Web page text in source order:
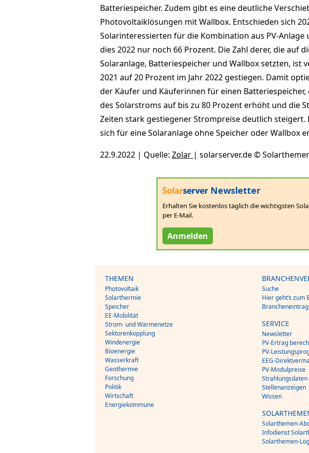
Batteriespeicher. Zudem gibt es eine deutliche
Photovoltaiklösungen mit Wallbox. Entschieden sich
Solarinteressierten für die Kombination aus PV-Anlage
dies 2022 nur noch 66 Prozent. Die Zahl derer, die auf
Solaranlage, Batteriespeicher und Wallbox setzten, ist
2021 auf 20 Prozent im Jahr 2022 gestiegen. Damit
der Käufer und Käuferinnen für einen
des Solarstroms auf bis zu 80 Prozent erhöht und die
Zeiten stark gestiegener Strompreise deutlich steigert.
sich für eine Solaranlage ohne Speicher oder Wallbox
22.9.2022 | Quelle: Zolar | solarserver.de ©
Newsletter
Erhalten Sie kostenlos täglich die wichtigsten
per E-Mail.
Anmelden
THEMEN
Photovoltaik
Solarthermie
Speicher
EE-Mobilität
Strom- und Wärmenetze
Sektorenkopplung
Windenergie
Bioenergie
Wasserkraft
Geothermie
Forschung
Politik
Wirtschaft
Energiekommune
Suche
Hier geht’s zum
SERVICE
Newsletter
PV-Ertrag
PV-
EEG-
PV-Modulpreise
Strahlungsdaten
Stellenanzeigen
Wissen
Solarthemen-
Infodienst
Solarthemen-